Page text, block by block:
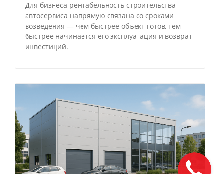
Для бизнеса рентабельность строительства
автосервиса напрямую связана со сроками
возведения — чем быстрее объект готов, тем
быстрее начинается его эксплуатация и возврат
инвестиций.